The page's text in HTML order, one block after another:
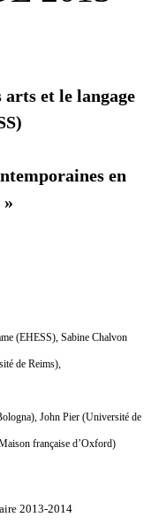
arts et le langage
en
(EHESS), Sabine Chalvon
de Reims),
John Pier (Université de
française d’Oxford)
2013-2014